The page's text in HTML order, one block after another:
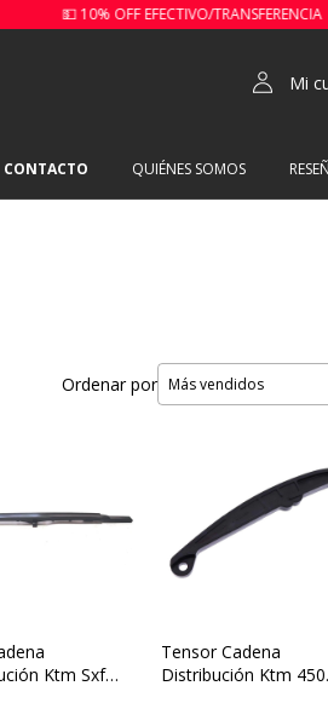
💵 10% OFF EFECTIVO/TRANSFERENCIA | 🚚
Mi
CONTACTO QUIÉNES SOMOS
Ordenar por
Ktm Sxf
Tensor Cadena
Distribución Ktm 450